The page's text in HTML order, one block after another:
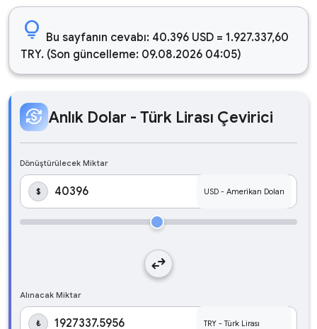
lightbulb Bu sayfanın cevabı: 40.396 USD = 1.927.337,60
TRY. (Son güncelleme: 09.08.2026 04:05)
currency_exchange Anlık Dolar - Türk Lirası Çevirici
Dönüştürülecek Miktar
$
swap_horiz
Alınacak Miktar
₺